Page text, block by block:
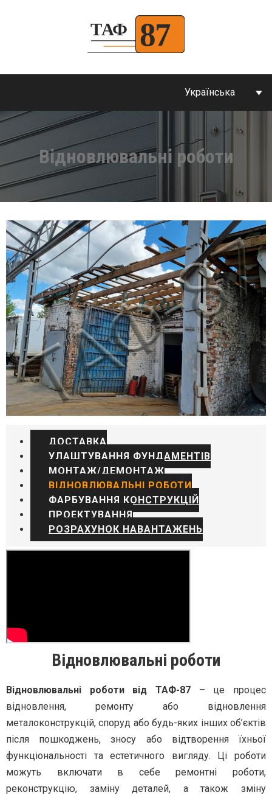
Українська
Відновлювальні роботи
ДОСТАВКА
УЛАШТУВАННЯ ФУНДАМЕНТІВ
МОНТАЖ/ДЕМОНТАЖ
ВІДНОВЛЮВАЛЬНІ РОБОТИ
ФАРБУВАННЯ КОНСТРУКЦІЙ
ПРОЕКТУВАННЯ
РОЗРАХУНОК НАВАНТАЖЕНЬ
Відновлювальні роботи
Відновлювальні роботи від ТАФ-87 – це процес
відновлення, ремонту або відновлення
металоконструкцій, споруд або будь-яких інших об’єктів
після пошкоджень, зносу або відтворення їхньої
функціональності та естетичного вигляду. Ці роботи
можуть включати в себе ремонтні роботи,
реконструкцію, заміну деталей, а також зміну